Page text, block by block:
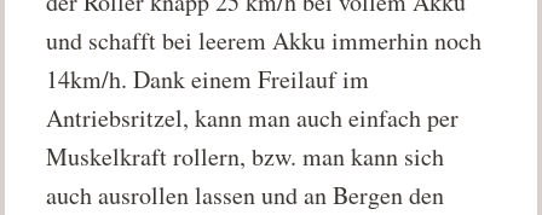
und schafft bei leerem Akku immerhin noch
14km/h. Dank einem Freilauf im
Antriebsritzel, kann man auch einfach per
Muskelkraft rollern, bzw. man kann sich
auch ausrollen lassen und an Bergen den